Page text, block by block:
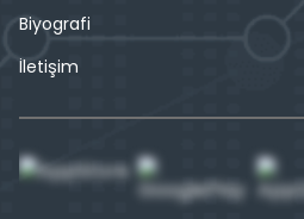
Biyografi
İletişim